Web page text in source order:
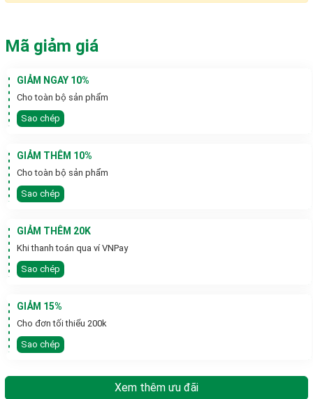
Mã giảm giá
GIẢM NGAY 10%
Cho toàn bộ sản phẩm
Sao chép
GIẢM THÊM 10%
Cho toàn bộ sản phẩm
Sao chép
GIẢM THÊM 20K
Khi thanh toán qua ví VNPay
Sao chép
GIẢM 15%
Cho đơn tối thiểu 200k
Sao chép
Xem thêm ưu đãi